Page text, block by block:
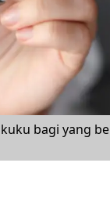
bagi yang